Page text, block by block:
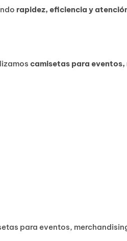
rapidez, eficiencia y
camisetas para
para eventos,